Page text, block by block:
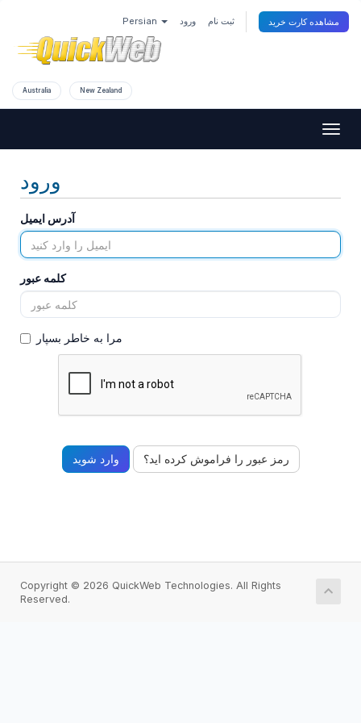
Persian ورود ثبت نام مشاهده کارت خرید
Australia New Zealand
ورود
آدرس ایمیل
کلمه عبور
مرا به خاطر بسپار
رمز عبور را فراموش کرده اید؟
Copyright © 2026 QuickWeb Technologies. All Rights
Reserved.